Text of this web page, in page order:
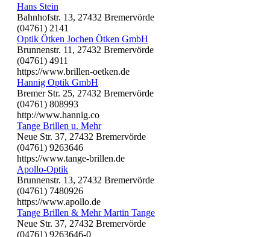
Hans Stein
Bahnhofstr. 13, 27432 Bremervörde
(04761) 2141
Optik Ötken Jochen Ötken GmbH
Brunnenstr. 11, 27432 Bremervörde
(04761) 4911
https://www.brillen-oetken.de
Hannig Optik GmbH
Bremer Str. 25, 27432 Bremervörde
(04761) 808993
http://www.hannig.co
Tange Brillen u. Mehr
Neue Str. 37, 27432 Bremervörde
(04761) 9263646
https://www.tange-brillen.de
Apollo-Optik
Brunnenstr. 13, 27432 Bremervörde
(04761) 7480926
https://www.apollo.de
Tange Brillen & Mehr Martin Tange
Neue Str. 37, 27432 Bremervörde
(04761) 9263646-0